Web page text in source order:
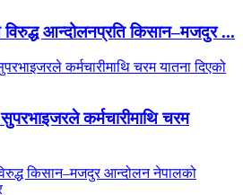
विरुद्ध आन्दोलनप्रति किसान–मजदुर ...
कर्मचारीमाथि चरम